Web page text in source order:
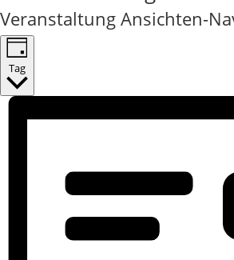
Veranstaltung Ansichten-
Tag